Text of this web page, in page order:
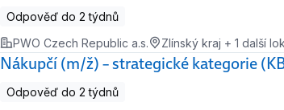
Odpověď do 2 týdnů
PWO Czech Republic a.s.
Zlínský kraj + 1 další
Nákupčí (m/ž) – strategické kategorie
Odpověď do 2 týdnů